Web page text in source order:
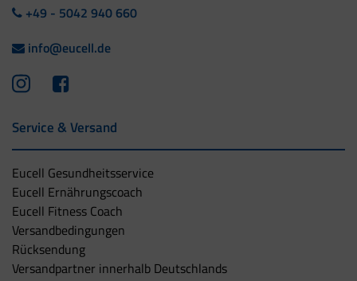
+49 - 5042 940 660
info@eucell.de
Service & Versand
Eucell Gesundheitsservice
Eucell Ernährungscoach
Eucell Fitness Coach
Versandbedingungen
Rücksendung
Versandpartner innerhalb Deutschlands